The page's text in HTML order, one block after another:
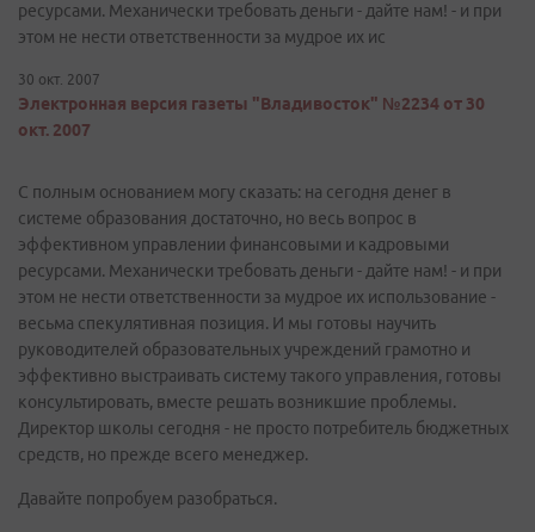
ресурсами. Механически требовать деньги - дайте нам! - и при
этом не нести ответственности за мудрое их ис
30 окт. 2007
Электронная версия газеты "Владивосток" №2234 от 30
окт. 2007
С полным основанием могу сказать: на сегодня денег в
системе образования достаточно, но весь вопрос в
эффективном управлении финансовыми и кадровыми
ресурсами. Механически требовать деньги - дайте нам! - и при
этом не нести ответственности за мудрое их использование -
весьма спекулятивная позиция. И мы готовы научить
руководителей образовательных учреждений грамотно и
эффективно выстраивать систему такого управления, готовы
консультировать, вместе решать возникшие проблемы.
Директор школы сегодня - не просто потребитель бюджетных
средств, но прежде всего менеджер.
Давайте попробуем разобраться.